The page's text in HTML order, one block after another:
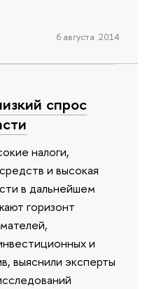
6 августа 2014
спрос
налоги,
и высокая
в дальнейшем
горизонт
и
выяснили эксперты